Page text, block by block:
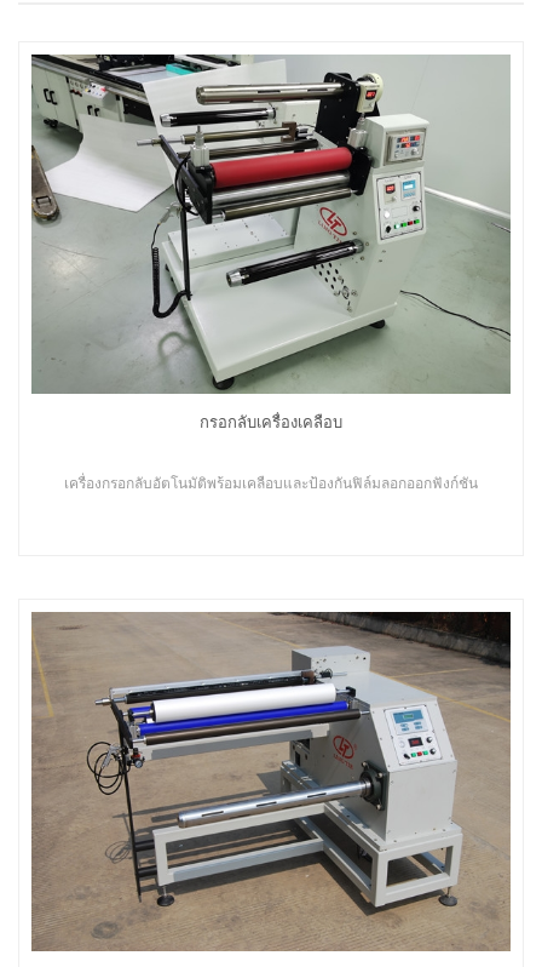
กรอกลับเครื่องเคลือบ
เครื่องกรอกลับอัตโนมัติพร้อมเคลือบและป้องกันฟิล์มลอกออกฟังก์ชัน